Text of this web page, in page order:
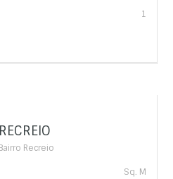
1
Recreio
Sq. M